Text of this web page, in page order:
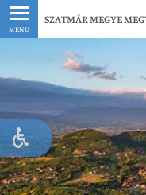
MENU
SZATMÁR MEGYE